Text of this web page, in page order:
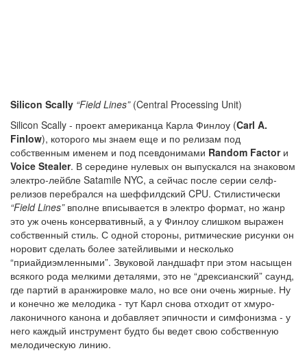
Silicon Scally “Field Lines”(Central Processing Unit)
Silicon Scally - проект американца Карла Финлоу (Carl A.
Finlow), которого мы знаем еще и по релизам под
собственным именем и под псевдонимами Random Factorи
Voice Stealer. В середине нулевых он выпускался на знаковом
электро-лейбле Satamile NYC, а сейчас после серии селф-
релизов перебрался на шеффилдский CPU. Стилистически
“Field Lines”вполне вписывается в электро формат, но жанр
это уж очень консервативный, а у Финлоу слишком выражен
собственный стиль. С одной стороны, ритмические рисунки он
норовит сделать более затейливыми и несколько
“приайдиэмленными”. Звуковой ландшафт при этом насыщен
всякого рода мелкими деталями, это не “дрексианский” саунд,
где партий в аранжировке мало, но все они очень жирные. Ну
и конечно же мелодика - тут Карл снова отходит от хмуро-
лаконичного канона и добавляет эпичности и симфонизма - у
него каждый инструмент будто бы ведет свою собственную
мелодическую линию.